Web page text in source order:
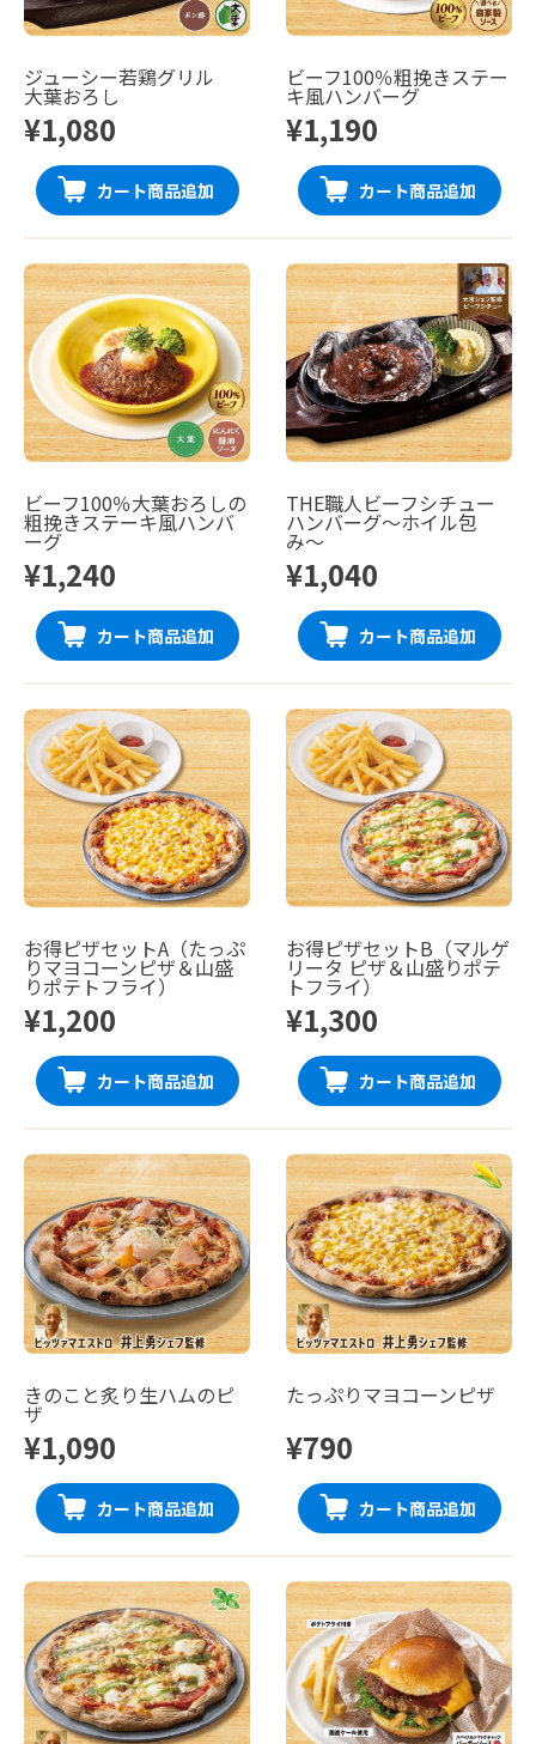
ジューシー若鶏グリル
大葉おろし
¥1,080
カート商品追加
ビーフ100％粗挽きステー
キ風ハンバーグ
¥1,190
カート商品追加
ビーフ100％大葉おろしの
粗挽きステーキ風ハンバ
ーグ
¥1,240
カート商品追加
THE職人ビーフシチュー
ハンバーグ〜ホイル包
み〜
¥1,040
カート商品追加
お得ピザセットA（たっぷ
りマヨコーンピザ＆山盛
りポテトフライ）
¥1,200
カート商品追加
お得ピザセットB（マルゲ
リータ ピザ＆山盛りポテ
トフライ）
¥1,300
カート商品追加
きのこと炙り生ハムのピ
ザ
¥1,090
カート商品追加
たっぷりマヨコーンピザ
¥790
カート商品追加